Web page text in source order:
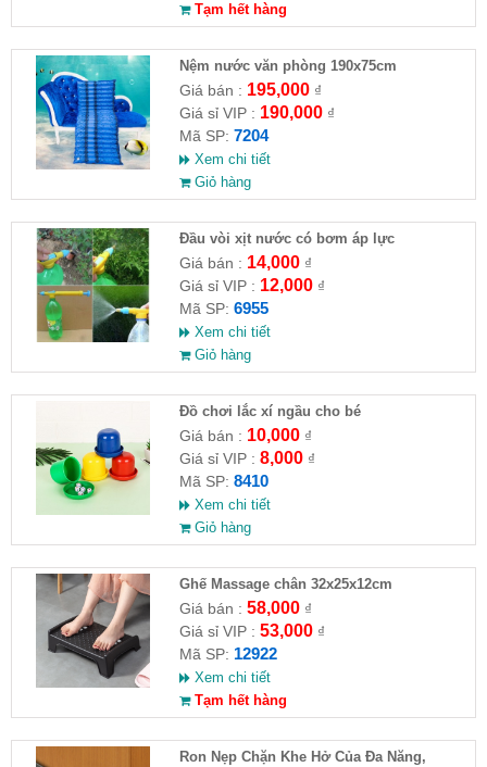
Tạm hết hàng
Nệm nước văn phòng 190x75cm
Giá bán : 195,000₫
Giá sỉ VIP : 190,000₫
Mã SP: 7204
Xem chi tiết
Giỏ hàng
Đầu vòi xịt nước có bơm áp lực
Giá bán : 14,000₫
Giá sỉ VIP : 12,000₫
Mã SP: 6955
Xem chi tiết
Giỏ hàng
Đồ chơi lắc xí ngầu cho bé
Giá bán : 10,000₫
Giá sỉ VIP : 8,000₫
Mã SP: 8410
Xem chi tiết
Giỏ hàng
Ghế Massage chân 32x25x12cm
Giá bán : 58,000₫
Giá sỉ VIP : 53,000₫
Mã SP: 12922
Xem chi tiết
Tạm hết hàng
Ron Nẹp Chặn Khe Hở Của Đa Năng,